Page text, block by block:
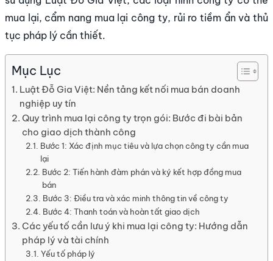
mua lại, cẩm nang mua lại công ty, rủi ro tiềm ẩn và thủ
tục pháp lý cần thiết.
Mục Lục
Luật Đỗ Gia Việt: Nền tảng kết nối mua bán doanh
nghiệp uy tín
Quy trình mua lại công ty trọn gói: Bước đi bài bản
cho giao dịch thành công
Bước 1: Xác định mục tiêu và lựa chọn công ty cần mua
lại
Bước 2: Tiến hành đàm phán và ký kết hợp đồng mua
bán
Bước 3: Điều tra và xác minh thông tin về công ty
Bước 4: Thanh toán và hoàn tất giao dịch
Các yếu tố cần lưu ý khi mua lại công ty: Hướng dẫn
pháp lý và tài chính
Yếu tố pháp lý